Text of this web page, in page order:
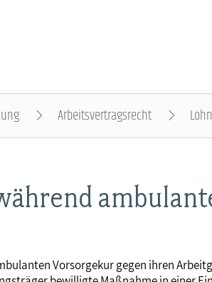
Gremien
Status &
Arbeit &
Personalrat &
Arbeitsvertragsrecht
Vorsorgekur gegen ihren